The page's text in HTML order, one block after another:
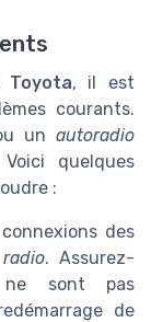
Toyota, il est
courants.
un autoradio
quelques
:
des
. Assurez-
ne sont pas
de